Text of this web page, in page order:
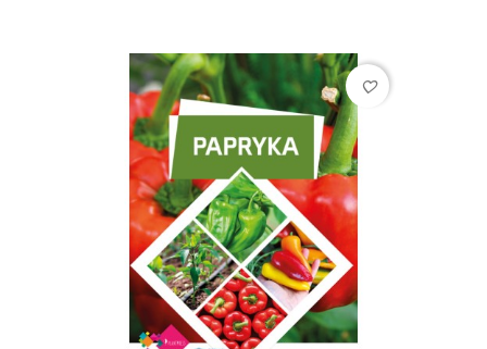
favorite_border